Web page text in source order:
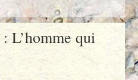
L’homme qui